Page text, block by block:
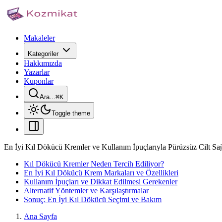
Makaleler
Kategoriler
Hakkımızda
Yazarlar
Kuponlar
Ara...⌘K
Toggle theme
En İyi Kıl Dökücü Kremler ve Kullanım İpuçlarıyla Pürüzsüz Cilt
Kıl Dökücü Kremler Neden Tercih Ediliyor?
En İyi Kıl Dökücü Krem Markaları ve Özellikleri
Kullanım İpuçları ve Dikkat Edilmesi Gerekenler
Alternatif Yöntemler ve Karşılaştırmalar
Sonuç: En İyi Kıl Dökücü Seçimi ve Bakım
Ana Sayfa